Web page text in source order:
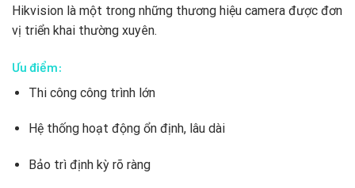
Hikvision là một trong những thương hiệu camera được đơn
vị triển khai thường xuyên.
Ưu điểm:
Thi công công trình lớn
Hệ thống hoạt động ổn định, lâu dài
Bảo trì định kỳ rõ ràng